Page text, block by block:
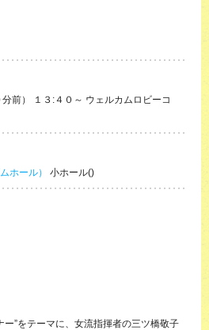
前） １３:４０～ ウェルカムロビーコ
ホール）
小ホール()
ー”をテーマに、女流指揮者の三ツ橋敬子